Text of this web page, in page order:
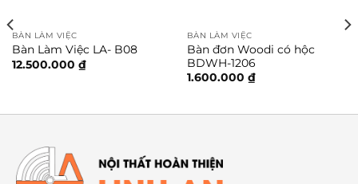
BÀN LÀM VIỆC
Bàn Làm Việc LA- B08
12.500.000 ₫
BÀN LÀM VIỆC
Bàn đơn Woodi có hộc
BDWH-1206
1.600.000 ₫